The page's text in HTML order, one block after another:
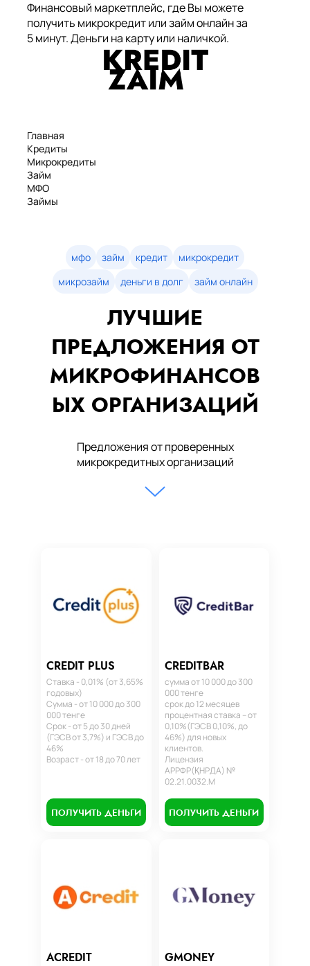
Финансовый маркетплейс, где Вы можете
получить микрокредит или займ онлайн за
5 минут. Деньги на карту или наличкой.
Главная
Кредиты
Микрокредиты
Займ
МФО
Займы
Займы онлайн
Денежные кредиты
мфо займ кредит
микрокредит
микрозайм
деньги в долг займ онлайн
ЛУЧШИЕ
ПРЕДЛОЖЕНИЯ ОТ
МИКРОФИНАНСОВ
ЫХ ОРГАНИЗАЦИЙ
Предложения от проверенных
микрокредитных организаций
CREDIT PLUS
Ставка - 0,01% (от 3,65%
годовых)
Сумма - от 10 000 до 300
000 тенге
Срок - от 5 до 30 дней
(ГЭСВ от 3,7%) и ГЭСВ до
46%
Возраст - от 18 до 70 лет
ПОЛУЧИТЬ ДЕНЬГИ
CREDITBAR
сумма от 10 000 до 300
000 тенге
срок до 12 месяцев
процентная ставка – от
0,10%(ГЭСВ 0,10%, до
46%) для новых
клиентов.
Лицензия
АРРФР(ҚНРДА) №
02.21.0032.М
ПОЛУЧИТЬ ДЕНЬГИ
ACREDIT GMONEY